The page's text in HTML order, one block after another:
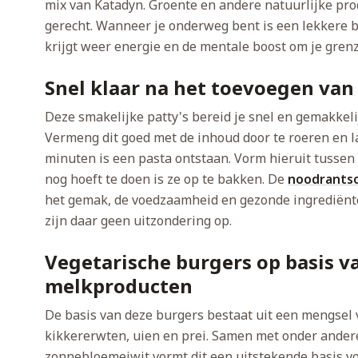
mix van Katadyn. Groente en andere natuurlijke
gerecht. Wanneer je onderweg bent is een lekkere
krijgt weer energie en de mentale boost om je
Snel klaar na het toevoegen
Deze smakelijke patty's bereid je snel en
Vermeng dit goed met de inhoud door te roeren en
minuten is een pasta ontstaan. Vorm hieruit
nog hoeft te doen is ze op te bakken. De
het gemak, de voedzaamheid en gezonde
zijn daar geen uitzondering op.
Vegetarische burgers op basis
melkproducten
De basis van deze burgers bestaat uit een
kikkererwten, uien en prei. Samen met onder